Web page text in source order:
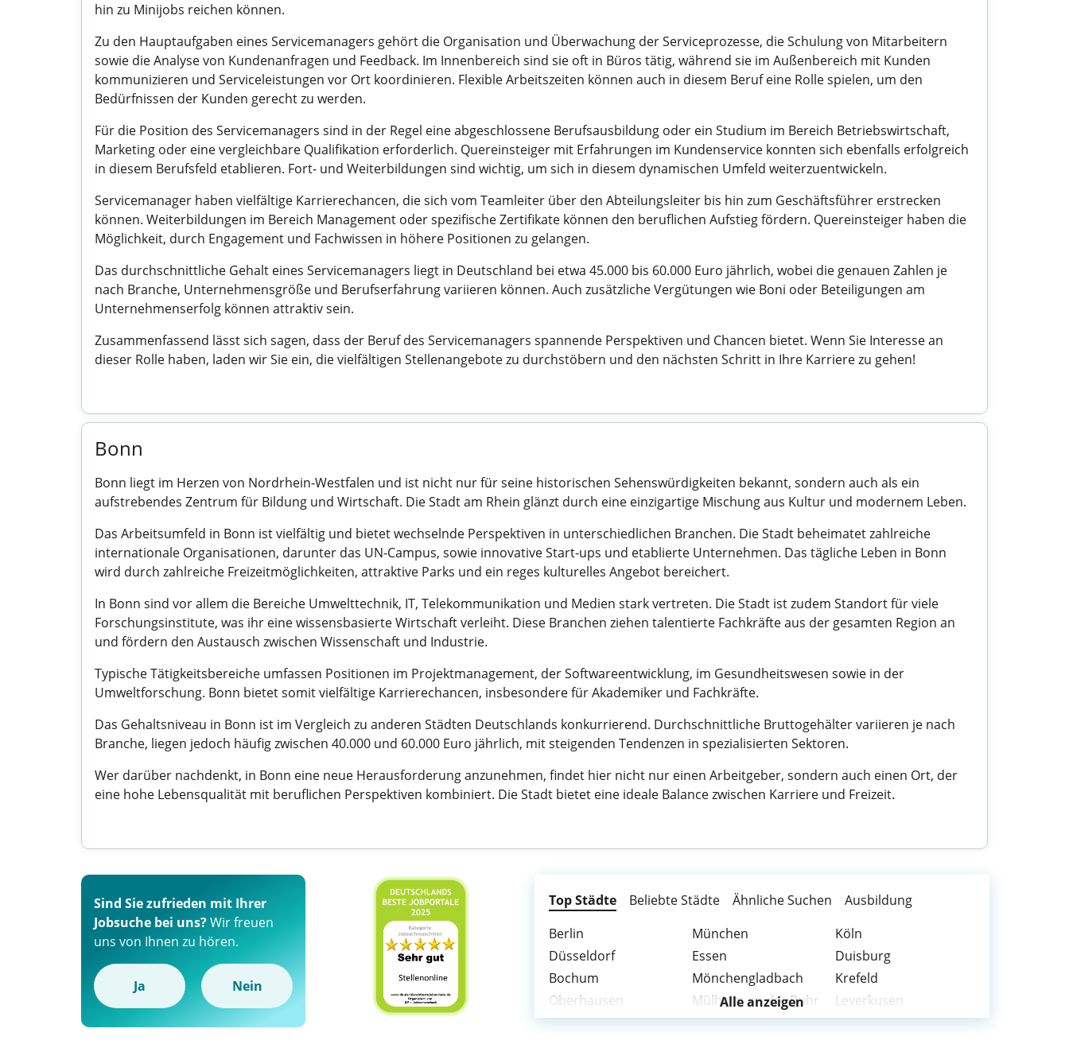
hin zu Minijobs reichen können.
Zu den Hauptaufgaben eines Servicemanagers gehört die Organisation und Überwachung der Serviceprozesse, die Schulung von Mitarbeitern
sowie die Analyse von Kundenanfragen und Feedback. Im Innenbereich sind sie oft in Büros tätig, während sie im Außenbereich mit Kunden
kommunizieren und Serviceleistungen vor Ort koordinieren. Flexible Arbeitszeiten können auch in diesem Beruf eine Rolle spielen, um den
Bedürfnissen der Kunden gerecht zu werden.
Für die Position des Servicemanagers sind in der Regel eine abgeschlossene Berufsausbildung oder ein Studium im Bereich Betriebswirtschaft,
Marketing oder eine vergleichbare Qualifikation erforderlich. Quereinsteiger mit Erfahrungen im Kundenservice konnten sich ebenfalls erfolgreich
in diesem Berufsfeld etablieren. Fort- und Weiterbildungen sind wichtig, um sich in diesem dynamischen Umfeld weiterzuentwickeln.
Servicemanager haben vielfältige Karrierechancen, die sich vom Teamleiter über den Abteilungsleiter bis hin zum Geschäftsführer erstrecken
können. Weiterbildungen im Bereich Management oder spezifische Zertifikate können den beruflichen Aufstieg fördern. Quereinsteiger haben die
Möglichkeit, durch Engagement und Fachwissen in höhere Positionen zu gelangen.
Das durchschnittliche Gehalt eines Servicemanagers liegt in Deutschland bei etwa 45.000 bis 60.000 Euro jährlich, wobei die genauen Zahlen je
nach Branche, Unternehmensgröße und Berufserfahrung variieren können. Auch zusätzliche Vergütungen wie Boni oder Beteiligungen am
Unternehmenserfolg können attraktiv sein.
Zusammenfassend lässt sich sagen, dass der Beruf des Servicemanagers spannende Perspektiven und Chancen bietet. Wenn Sie Interesse an
dieser Rolle haben, laden wir Sie ein, die vielfältigen Stellenangebote zu durchstöbern und den nächsten Schritt in Ihre Karriere zu gehen!
Bonn
Bonn liegt im Herzen von Nordrhein-Westfalen und ist nicht nur für seine historischen Sehenswürdigkeiten bekannt, sondern auch als ein
aufstrebendes Zentrum für Bildung und Wirtschaft. Die Stadt am Rhein glänzt durch eine einzigartige Mischung aus Kultur und modernem Leben.
Das Arbeitsumfeld in Bonn ist vielfältig und bietet wechselnde Perspektiven in unterschiedlichen Branchen. Die Stadt beheimatet zahlreiche
internationale Organisationen, darunter das UN-Campus, sowie innovative Start-ups und etablierte Unternehmen. Das tägliche Leben in Bonn
wird durch zahlreiche Freizeitmöglichkeiten, attraktive Parks und ein reges kulturelles Angebot bereichert.
In Bonn sind vor allem die Bereiche Umwelttechnik, IT, Telekommunikation und Medien stark vertreten. Die Stadt ist zudem Standort für viele
Forschungsinstitute, was ihr eine wissensbasierte Wirtschaft verleiht. Diese Branchen ziehen talentierte Fachkräfte aus der gesamten Region an
und fördern den Austausch zwischen Wissenschaft und Industrie.
Typische Tätigkeitsbereiche umfassen Positionen im Projektmanagement, der Softwareentwicklung, im Gesundheitswesen sowie in der
Umweltforschung. Bonn bietet somit vielfältige Karrierechancen, insbesondere für Akademiker und Fachkräfte.
Das Gehaltsniveau in Bonn ist im Vergleich zu anderen Städten Deutschlands konkurrierend. Durchschnittliche Bruttogehälter variieren je nach
Branche, liegen jedoch häufig zwischen 40.000 und 60.000 Euro jährlich, mit steigenden Tendenzen in spezialisierten Sektoren.
Wer darüber nachdenkt, in Bonn eine neue Herausforderung anzunehmen, findet hier nicht nur einen Arbeitgeber, sondern auch einen Ort, der
eine hohe Lebensqualität mit beruflichen Perspektiven kombiniert. Die Stadt bietet eine ideale Balance zwischen Karriere und Freizeit.
Sind Sie zufrieden mit Ihrer
Jobsuche bei uns?Wir freuen
uns von Ihnen zu hören.
Ja Nein
Top Städte Beliebte Städte Ähnliche Suchen
Ausbildung
Berlin
München
Köln
Düsseldorf
Essen
Duisburg
Bochum
Mönchengladbach
Krefeld
Oberhausen
Mülheim an der Ruhr
Leverkusen
Solingen
Neuss
Bottrop
Alle anzeigen